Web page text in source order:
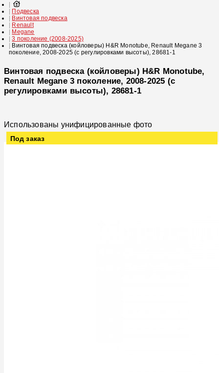
Подвеска
Винтовая подвеска
Renault
Megane
3 поколение (2008-2025)
Винтовая подвеска (койловеры) H&R Monotube, Renault Megane 3
поколение, 2008-2025 (с регулировками высоты), 28681-1
Винтовая подвеска (койловеры) H&R Monotube,
Renault Megane 3 поколение, 2008-2025 (с
регулировками высоты), 28681-1
Использованы унифицированные фото
Под заказ